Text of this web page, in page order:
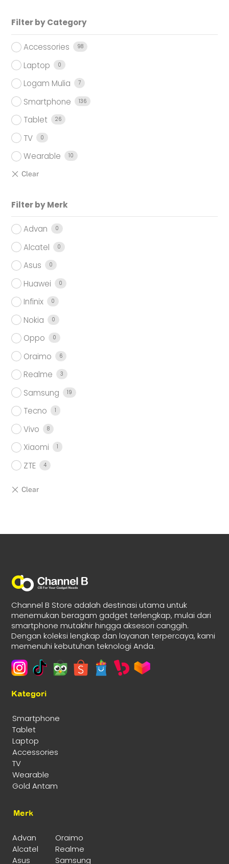
Filter by Category
Accessories 98
Laptop 0
Logam Mulia 7
Smartphone 136
Tablet 26
TV 0
Wearable 10
Filter by Merk
Advan 0
Alcatel 0
Asus 0
Huawei 0
Infinix 0
Nokia 0
Oppo 0
Oraimo 6
Realme 3
Samsung 19
Tecno 1
Vivo 8
Xiaomi 1
ZTE 4
Channel B Store adalah destinasi utama untuk
menemukan beragam gadget terlengkap, mulai dari
smartphone mutakhir hingga aksesori canggih.
Dengan koleksi lengkap dan layanan terpercaya, kami
memenuhi kebutuhan teknologi Anda.
Kategori
Smartphone
Tablet
Laptop
Accessories
TV
Wearable
Gold Antam
Merk
Advan
Oraimo
Alcatel
Realme
Asus
Samsung